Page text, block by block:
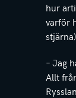
hur
varför
– Jag
Allt